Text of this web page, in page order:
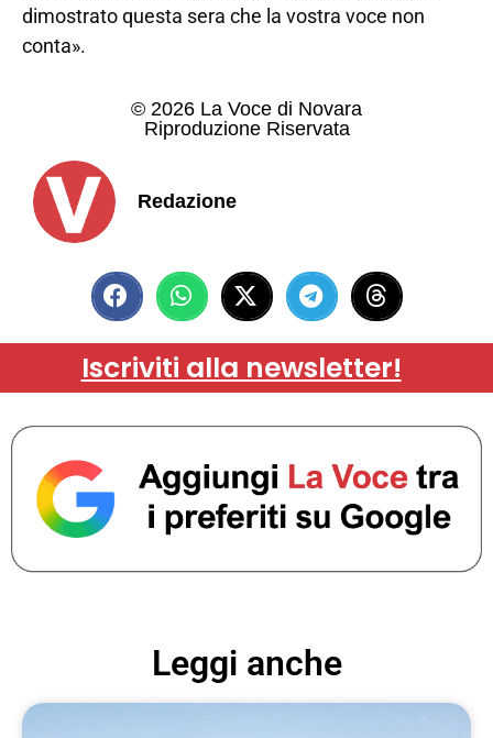
dimostrato questa sera che la vostra voce non
conta».
© 2026 La Voce di Novara
Riproduzione Riservata
Redazione
Iscriviti alla newsletter!
Leggi anche